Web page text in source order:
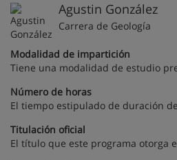
Agustin González
Carrera de Geología
Modalidad de impartición
Tiene una modalidad de estudio
Número de horas
El tiempo estipulado de duración
Titulación oficial
El título que este programa otorga